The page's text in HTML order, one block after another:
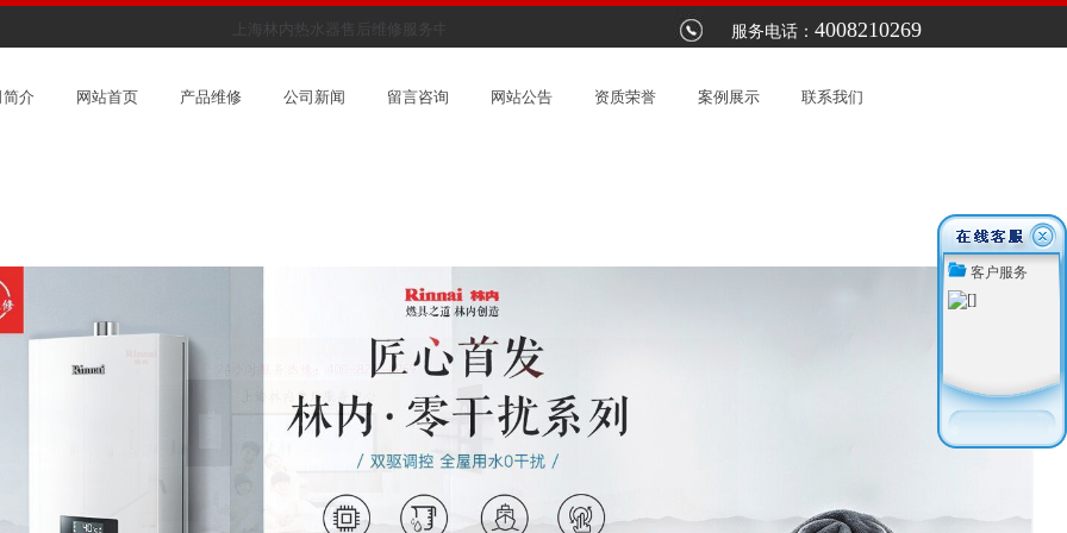
上海林内热水器售后维修服务中心，是林内热水器指定维修服务网点：以优惠的价格提供最优质的服务。上海林内热水
服务电话： 4008210269
介 网站首页 产品维修 公司新闻 留言咨询 网站公告 资质荣誉 案例展示 联系我们
客户服务